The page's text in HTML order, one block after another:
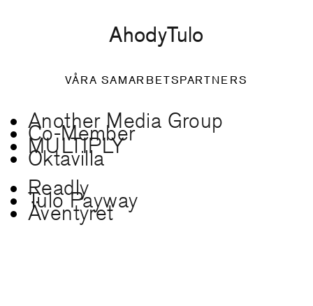
AhodyTulo
VÅRA SAMARBETSPARTNERS
Another Media Group
Co-Member
MULTIPLY
Oktavilla
Readly
Tulo Payway
Äventyret